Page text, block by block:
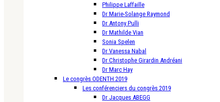
Philippe Laffaille
Dr Marie-Solange Raymond
Dr Antony Pulli
Dr Mathilde Vian
Sonia Spelen
Dr Vanessa Nabal
Dr Christophe Girardin Andréani
Dr Marc Hay
Le congrès ODENTH 2019
Les conférenciers du congrès 2019
Dr Jacques ABEGG